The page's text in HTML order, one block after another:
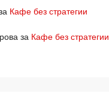
Кафе без стратегии
за Кафе без стратегии